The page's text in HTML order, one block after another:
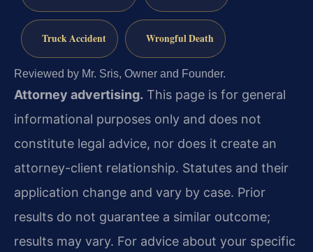
Truck Accident Wrongful Death
Reviewed by Mr. Sris, Owner and Founder.
Attorney advertising. This page is for general
informational purposes only and does not
constitute legal advice, nor does it create an
attorney-client relationship. Statutes and their
application change and vary by case. Prior
results do not guarantee a similar outcome;
results may vary. For advice about your specific